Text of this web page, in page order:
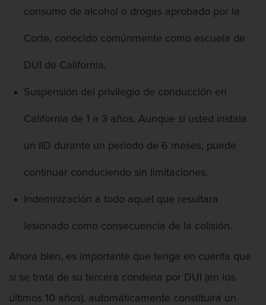
consumo de alcohol o drogas aprobado por la
Corte, conocido comúnmente como escuela de
DUI de California,
Suspensión del privilegio de conducción en
California de 1 a 3 años. Aunque si usted instala
un IID durante un periodo de 6 meses, puede
continuar conduciendo sin limitaciones,
Indemnización a todo aquel que resultara
lesionado como consecuencia de la colisión.
Ahora bien, es importante que tenga en cuenta que
si se trata de su tercera condena por DUI (en los
últimos 10 años), automáticamente constituirá un